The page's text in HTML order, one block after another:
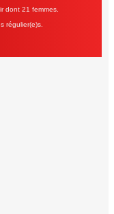
dont 21 femmes.
régulier(e)s.